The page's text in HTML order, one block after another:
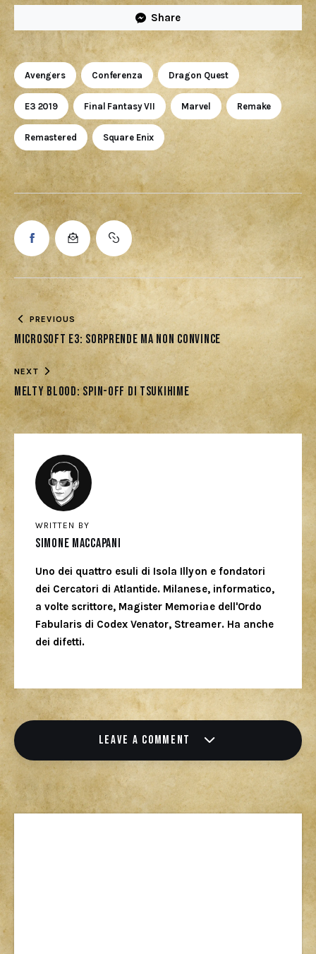
Share
Avengers Conferenza Dragon Quest
E3 2019 Final Fantasy VII Marvel Remake
Remastered Square Enix
PREVIOUS
Microsoft E3: Sorprende ma non convince
NEXT
Melty Blood: Spin-off di Tsukihime
WRITTEN BY
Simone Maccapani
Uno dei quattro esuli di Isola Illyon e fondatori
dei Cercatori di Atlantide. Milanese, informatico,
a volte scrittore, Magister Memoriae dell'Ordo
Fabularis di Codex Venator, Streamer. Ha anche
dei difetti.
LEAVE A COMMENT